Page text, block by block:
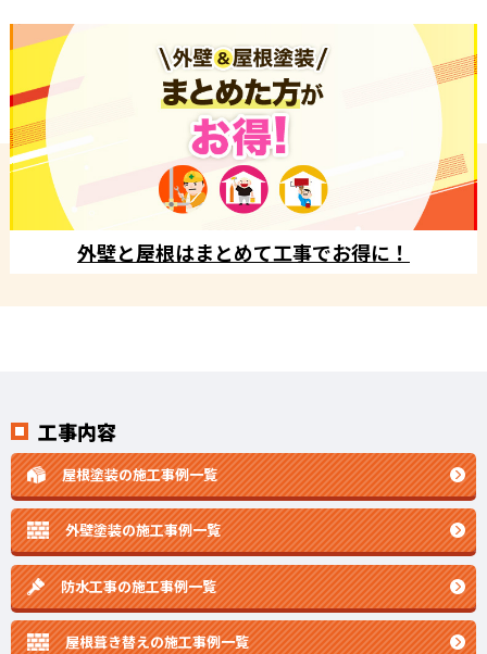
外壁と屋根はまとめて工事でお得に！
工事内容
屋根塗装の施工事例一覧
外壁塗装の施工事例一覧
防水工事の施工事例一覧
屋根葺き替えの施工事例一覧